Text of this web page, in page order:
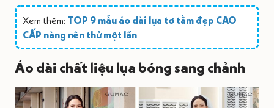
Xem thêm:TOP 9 mẫu áo dài lụa tơ tằm đẹp CAO
CẤP nàng nên thử một lần
Áo dài chất liệu lụa bóng sang chảnh